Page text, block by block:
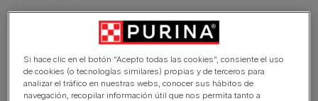
Un poco de baba
Requiere aseo cada dos días
Raza no hipoalergénica
Si hace clic en el botón “Acepto todas las cookies”, consiente el uso
de cookies (o tecnologías similares) propias y de terceros para
analizar el tráfico en nuestras webs, conocer sus hábitos de
navegación, recopilar información útil que nos permita tanto a